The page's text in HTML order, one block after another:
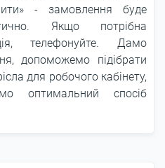
- замовлення буде
Якщо потрібна
телефонуйте. Дамо
допоможемо підібрати
для робочого кабінету,
оптимальний спосіб